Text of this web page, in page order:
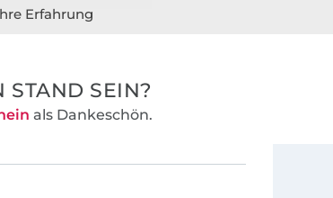
Erfahrung
STAND SEIN?
als Dankeschön.